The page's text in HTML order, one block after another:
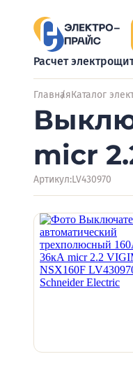
Расчет
ГлавнаяКаталог
micr
Артикул:LV430970